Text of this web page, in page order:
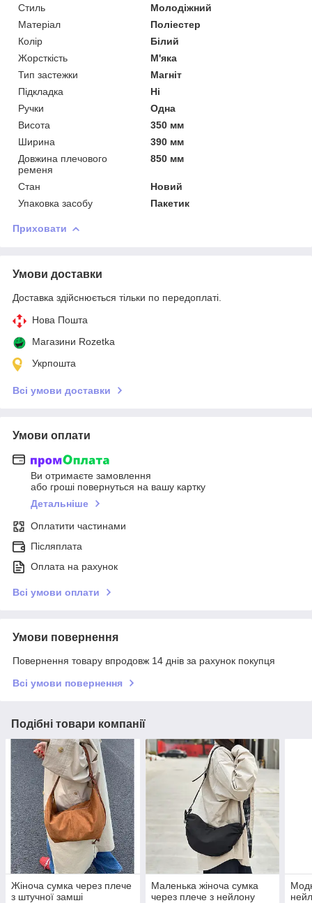
Стиль
Молодіжний
Матеріал
Поліестер
Колір
Білий
Жорсткість
М'яка
Тип застежки
Магніт
Підкладка
Ні
Ручки
Одна
Висота
350 мм
Ширина
390 мм
Довжина плечового
ременя
850 мм
Стан
Новий
Упаковка засобу
Пакетик
Приховати
Умови доставки
Доставка здійснюється тільки по передоплаті.
Нова Пошта
Магазини Rozetka
Укрпошта
Всі умови доставки
Умови оплати
Ви отримаєте замовлення
або гроші повернуться на вашу картку
Детальніше
Оплатити частинами
Післяплата
Оплата на рахунок
Всі умови оплати
Умови повернення
Повернення товару впродовж 14 днів за рахунок покупця
Всі умови повернення
Подібні товари компанії
Жіноча сумка через плече
з штучної замші
Маленька жіноча сумка
через плече з нейлону